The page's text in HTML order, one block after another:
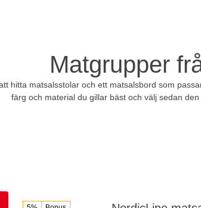
Matgrupper
hitta matsalsstolar och ett matsalsbord som
färg och material du gillar bäst och välj sedan